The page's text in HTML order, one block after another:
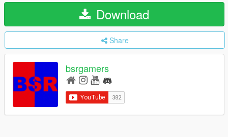
Download
Share
bsrgamers